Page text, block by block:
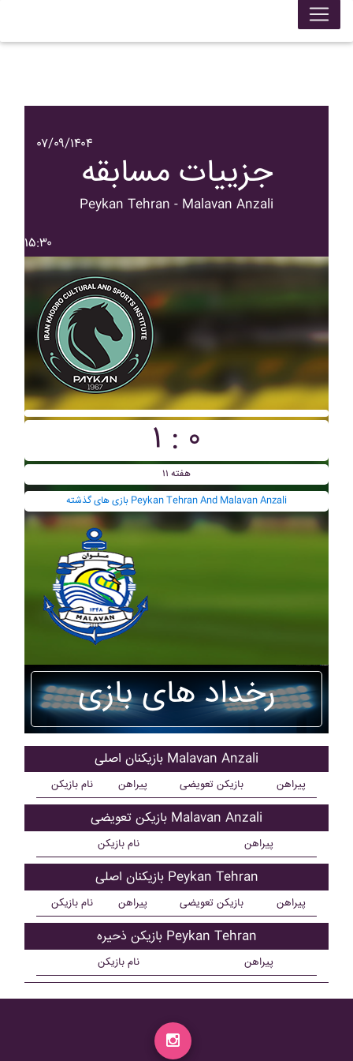
۰۷/۰۹/۱۴۰۴
جزییات مسابقه
Peykan Tehran - Malavan Anzali
۱۵:۳۰
۱ : ۰
هفته ۱۱
بازی های گذشته Peykan Tehran And Malavan Anzali
رخداد های بازی
بازیکنان اصلی Malavan Anzali
نام بازیکن پیراهن بازیکن تعویضی پیراهن
بازیکن تعویضی Malavan Anzali
نام بازیکن پیراهن
بازیکنان اصلی Peykan Tehran
نام بازیکن پیراهن بازیکن تعویضی پیراهن
بازیکن ذحیره Peykan Tehran
نام بازیکن پیراهن